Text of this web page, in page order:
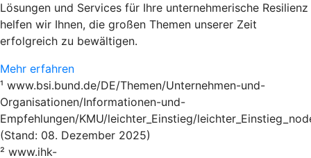
Lösungen und Services für Ihre unternehmerische Resilienz
helfen wir Ihnen, die großen Themen unserer Zeit
erfolgreich zu bewältigen.
Mehr erfahren
¹ www.bsi.bund.de/DE/Themen/Unternehmen-und-
Organisationen/Informationen-und-
Empfehlungen/KMU/leichter_Einstieg/
(Stand: 08. Dezember 2025)
² www.ihk-